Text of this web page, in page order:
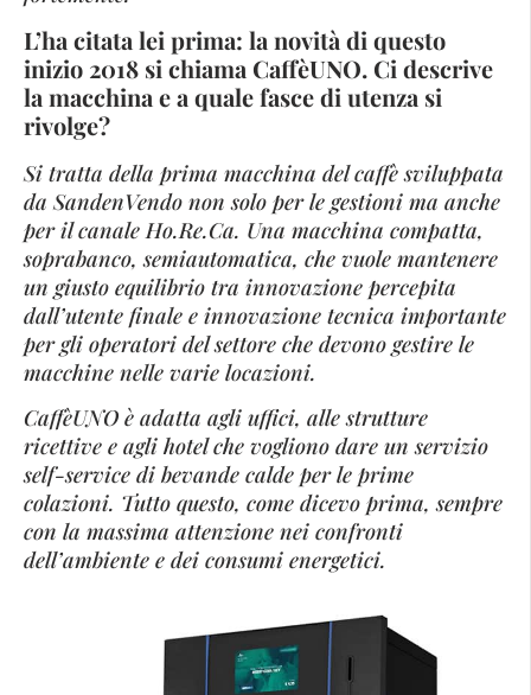
L’ha citata lei prima: la novità di questo
inizio 2018 si chiama CaffèUNO. Ci descrive
la macchina e a quale fasce di utenza si
rivolge?
Si tratta della prima macchina del caffè sviluppata
da SandenVendo non solo per le gestioni ma anche
per il canale Ho.Re.Ca. Una macchina compatta,
soprabanco, semiautomatica, che vuole mantenere
un giusto equilibrio tra innovazione percepita
dall’utente finale e innovazione tecnica importante
per gli operatori del settore che devono gestire le
macchine nelle varie locazioni.
CaffèUNO è adatta agli uffici, alle strutture
ricettive e agli hotel che vogliono dare un servizio
self-service di bevande calde per le prime
colazioni. Tutto questo, come dicevo prima, sempre
con la massima attenzione nei confronti
dell’ambiente e dei consumi energetici.